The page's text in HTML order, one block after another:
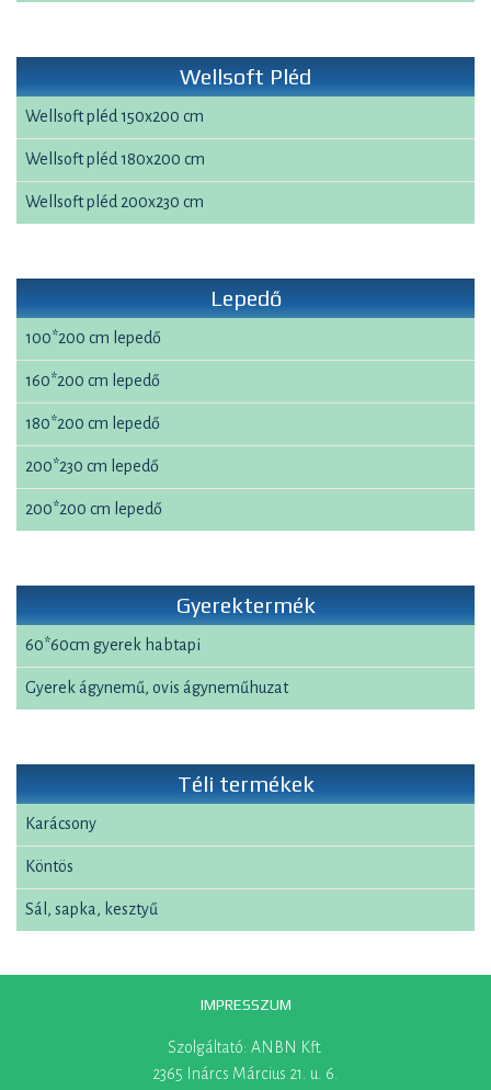
Wellsoft Pléd
Wellsoft pléd 150x200 cm
Wellsoft pléd 180x200 cm
Wellsoft pléd 200x230 cm
Lepedő
100*200 cm lepedő
160*200 cm lepedő
180*200 cm lepedő
200*230 cm lepedő
200*200 cm lepedő
Gyerektermék
60*60cm gyerek habtapi
Gyerek ágynemű, ovis ágyneműhuzat
Téli termékek
Karácsony
Köntös
Sál, sapka, kesztyű
IMPRESSZUM
Szolgáltató: ANBN Kft.
2365 Inárcs Március 21. u. 6.